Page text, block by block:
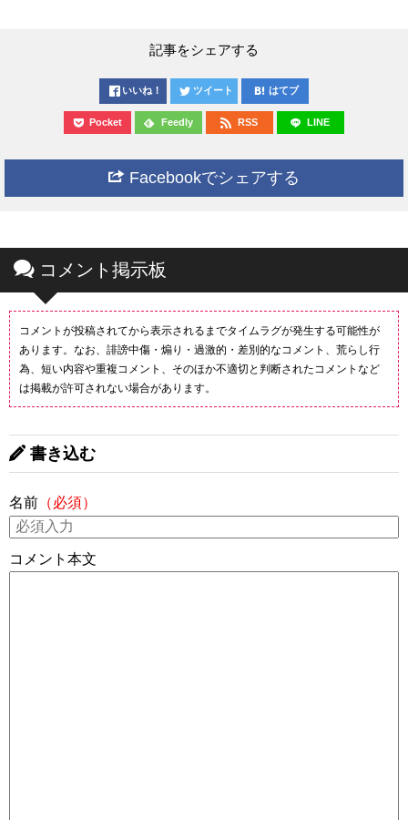
記事をシェアする
いいね！ ツイート はてブ
Pocket Feedly RSS LINE
Facebookでシェアする
コメント掲示板
コメントが投稿されてから表示されるまでタイムラグが発生する可能性が
あります。なお、誹謗中傷・煽り・過激的・差別的なコメント、荒らし行
為、短い内容や重複コメント、そのほか不適切と判断されたコメントなど
は掲載が許可されない場合があります。
書き込む
名前 （必須）
コメント本文